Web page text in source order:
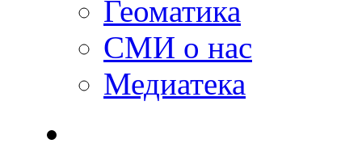
Геоматика
СМИ о нас
Медиатека